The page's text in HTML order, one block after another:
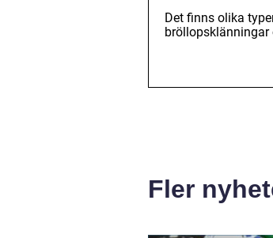
Det finns olika
Fler